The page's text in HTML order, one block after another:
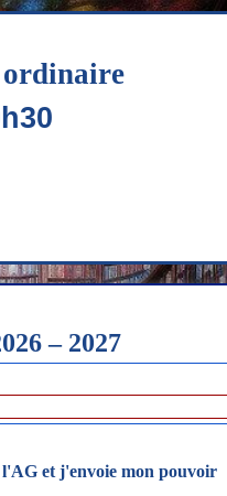
– 2027
l'AG et j'envoie mon pouvoir